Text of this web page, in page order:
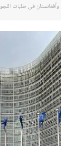
وأفغانستان في طلبات